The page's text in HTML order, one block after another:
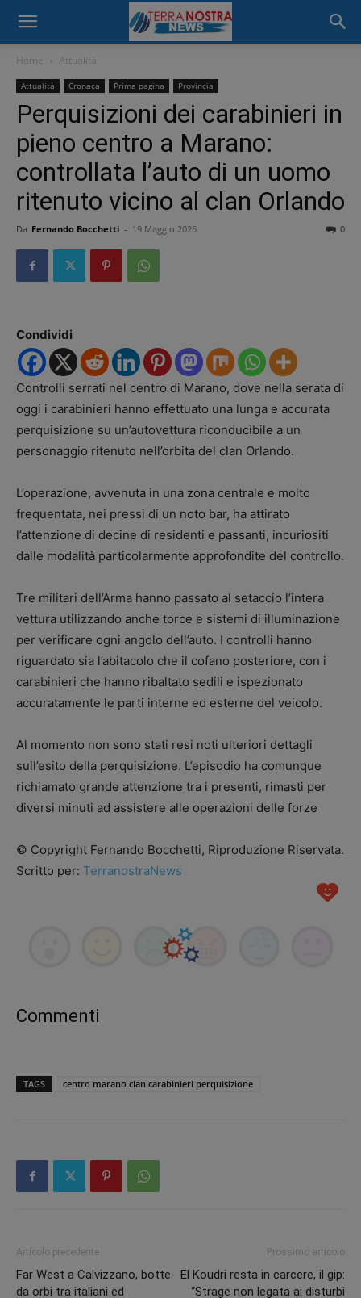
Home Attualità
Attualità Cronaca Prima pagina Provincia
Perquisizioni dei carabinieri in
pieno centro a Marano:
controllata l’auto di un uomo
ritenuto vicino al clan Orlando
Da Fernando Bocchetti - 19 Maggio 2026 0
Condividi
Controlli serrati nel centro di Marano, dove nella serata di
oggi i carabinieri hanno effettuato una lunga e accurata
perquisizione su un’autovettura riconducibile a un
personaggio ritenuto nell’orbita del clan Orlando.
L’operazione, avvenuta in una zona centrale e molto
frequentata, nei pressi di un noto bar, ha attirato
l’attenzione di decine di residenti e passanti, incuriositi
dalle modalità particolarmente approfondite del controllo.
Tre militari dell’Arma hanno passato al setaccio l’intera
vettura utilizzando anche torce e sistemi di illuminazione
per verificare ogni angolo dell’auto. I controlli hanno
riguardato sia l’abitacolo che il cofano posteriore, con i
carabinieri che hanno ribaltato sedili e ispezionato
accuratamente le parti interne ed esterne del veicolo.
Al momento non sono stati resi noti ulteriori dettagli
sull’esito della perquisizione. L’episodio ha comunque
richiamato grande attenzione tra i presenti, rimasti per
diversi minuti ad assistere alle operazioni delle forze
© Copyright Fernando Bocchetti, Riproduzione Riservata.
Scritto per: TerranostraNews
Commenti
TAGS centro marano clan carabinieri perquisizione
Articolo precedente
Far West a Calvizzano, botte
da orbi tra italiani ed
Prossimo articolo
El Koudri resta in carcere, il gip:
“Strage non legata ai disturbi